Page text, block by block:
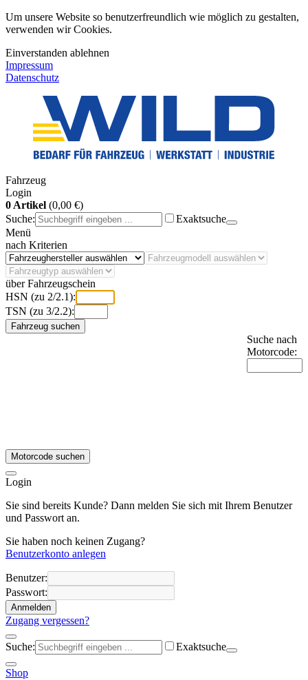
Um unsere Website so benutzerfreundlich wie möglich zu gestalten,
verwenden wir Cookies.
Einverstanden ablehnen
Impressum
Datenschutz
Fahrzeug
Login
0 Artikel (0,00 €)
Suche:
Exaktsuche
Menü
nach Kriterien
über Fahrzeugschein
HSN (zu 2/2.1):
TSN (zu 3/2.2):
Fahrzeug suchen
Suche nach
Motorcode:
Motorcode suchen
Login
Sie sind bereits Kunde? Dann melden Sie sich mit Ihrem Benutzer
und Passwort an.
Sie haben noch keinen Zugang?
Benutzerkonto anlegen
Benutzer:
Passwort:
Anmelden
Zugang vergessen?
Suche: Exaktsuche
Shop